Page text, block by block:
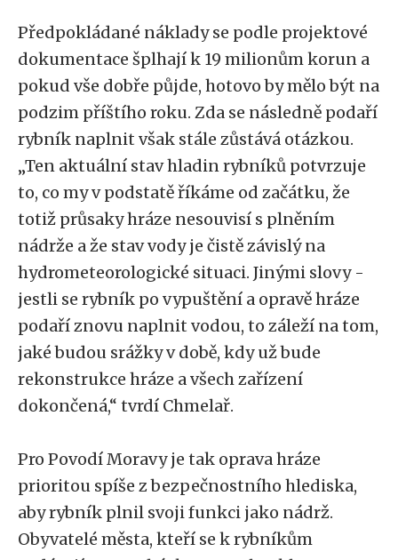
Předpokládané náklady se podle projektové
dokumentace šplhají k 19 milionům korun a
pokud vše dobře půjde, hotovo by mělo být na
podzim příštího roku. Zda se následně podaří
rybník naplnit však stále zůstává otázkou.
„Ten aktuální stav hladin rybníků potvrzuje
to, co my v podstatě říkáme od začátku, že
totiž průsaky hráze nesouvisí s plněním
nádrže a že stav vody je čistě závislý na
hydrometeorologické situaci. Jinými slovy -
jestli se rybník po vypuštění a opravě hráze
podaří znovu naplnit vodou, to záleží na tom,
jaké budou srážky v době, kdy už bude
rekonstrukce hráze a všech zařízení
dokončená,“ tvrdí Chmelař.
Pro Povodí Moravy je tak oprava hráze
prioritou spíše z bezpečnostního hlediska,
aby rybník plnil svoji funkci jako nádrž.
Obyvatelé města, kteří se k rybníkům